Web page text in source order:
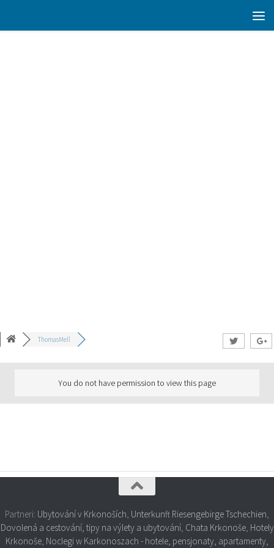
ThomasMell
You do not have permission to view this page
Partneri: Ubytování v Krkonoších, Unterkunft Riesengebirge Tschechien,
Dovolená a cestování, tipy na výlety a ubytování, Chata Krkonoše, Hotely
Krkonoše, Noclegi w Karkonoszach - hotele, pensjonaty, apartamenty,